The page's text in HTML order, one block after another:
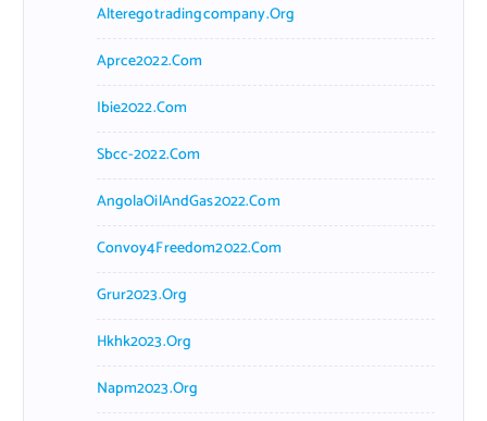
Alteregotradingcompany.org
Aprce2022.com
Ibie2022.com
Sbcc-2022.com
AngolaOilAndGas2022.com
Convoy4Freedom2022.com
Grur2023.org
Hkhk2023.org
Napm2023.org